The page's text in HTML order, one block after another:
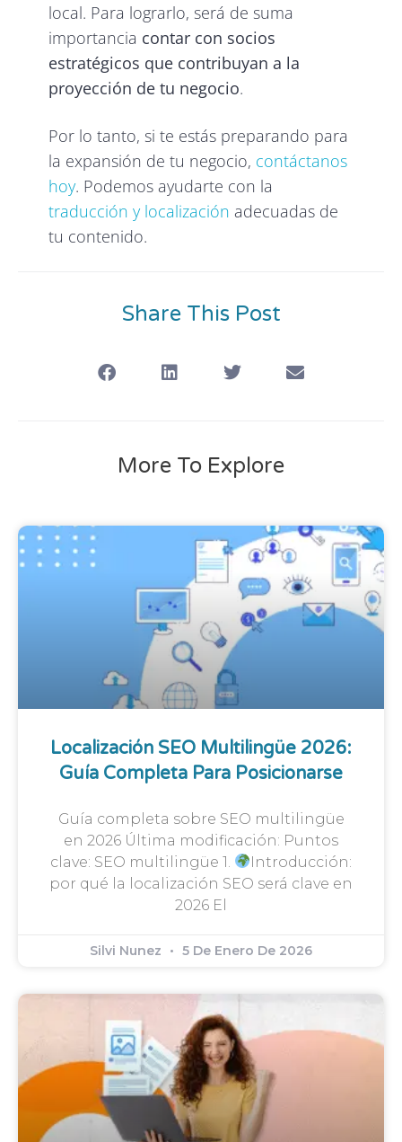
local. Para lograrlo, será de suma
importancia contar con socios
estratégicos que contribuyan a la
proyección de tu negocio.
Por lo tanto, si te estás preparando para
la expansión de tu negocio, contáctanos
hoy. Podemos ayudarte con la
traducción y localización adecuadas de
tu contenido.
Share This Post
More To Explore
Localización SEO Multilingüe 2026:
Guía Completa Para Posicionarse
Guía completa sobre SEO multilingüe
en 2026 Última modificación: Puntos
clave: SEO multilingüe 1.
Introducción:
por qué la localización SEO será clave en
2026 El
Silvi Nunez 5 De Enero De 2026